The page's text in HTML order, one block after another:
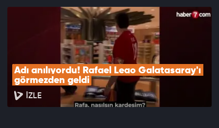
Adı anılıyordu! Rafael Leao Galatasaray'ı
görmezden geldi
İZLE